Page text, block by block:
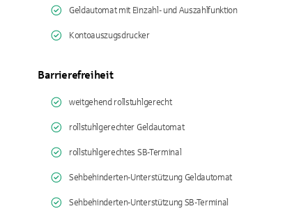
Geldautomat mit Einzahl- und Auszahlfunktion
Kontoauszugsdrucker
Barrierefreiheit
weitgehend rollstuhlgerecht
rollstuhlgerechter Geldautomat
rollstuhlgerechtes SB-Terminal
Sehbehinderten-Unterstützung Geldautomat
Sehbehinderten-Unterstützung SB-Terminal